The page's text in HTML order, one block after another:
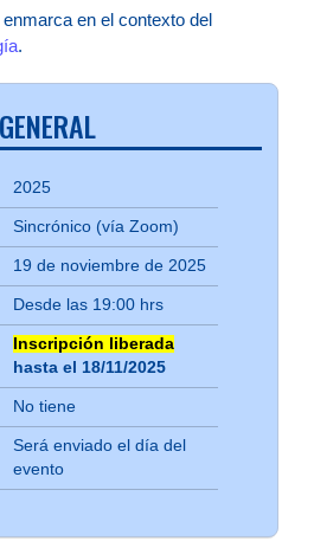
en el contexto del
.
2025
Sincrónico (vía Zoom)
19 de noviembre de 2025
Desde las 19:00 hrs
Inscripción liberada
hasta el 18/11/2025
No tiene
Será enviado el día del
evento